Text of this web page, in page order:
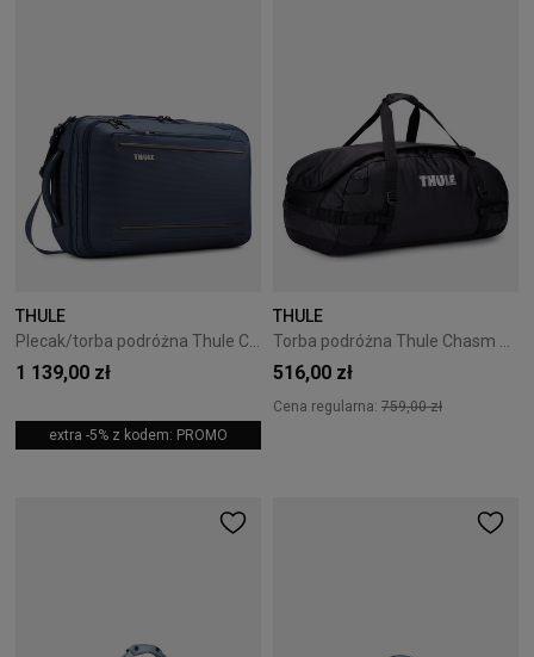
THULE
1 139,00 zł
extra -5% z kodem: PROMO
THULE
516,00 zł
Cena regularna: 759,00 zł